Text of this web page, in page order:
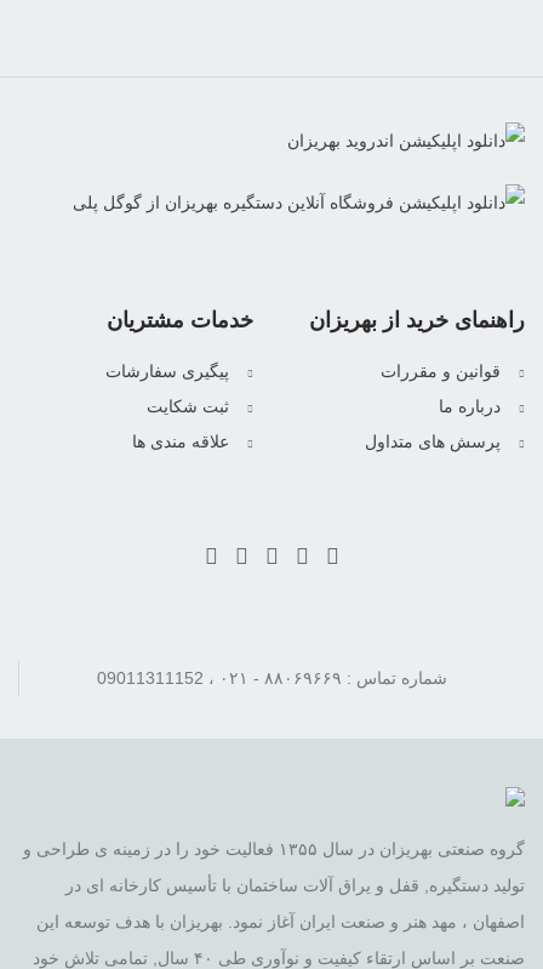
خدمات مشتریان
پیگیری سفارشات
ثبت شکایت
علاقه مندی ها
راهنمای خرید از بهریزان
قوانین و مقررات
درباره ما
پرسش های متداول
شماره تماس : ۸۸۰۶۹۶۶۹ - ۰۲۱ ، 09011311152
گروه صنعتی بهریزان در سال ۱۳۵۵ فعالیت خود را در زمینه ی طراحی و
تولید دستگیره, قفل و یراق آلات ساختمان با تأسیس کارخانه ای در
اصفهان ، مهد هنر و صنعت ایران آغاز نمود. بهریزان با هدف توسعه این
صنعت بر اساس ارتقاء کیفیت و نوآوری طی ۴۰ سال, تمامی تلاش خود